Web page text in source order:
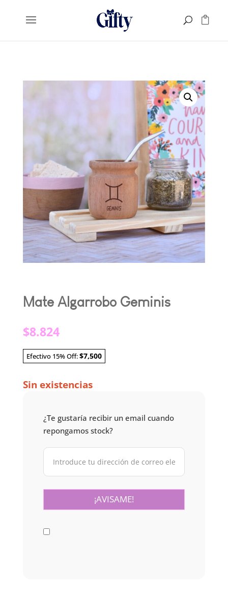
Mate Algarrobo Geminis
$8.824
Efectivo 15% Off:$7,500
Sin existencias
¿Te gustaría recibir un email cuando
repongamos stock?